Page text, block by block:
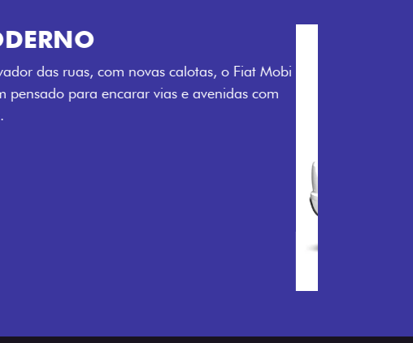
DE CORES
uma opção de cor que é a sua cara. Escolha
Vermelho Montecarlo, Branco Banchisa, Prata